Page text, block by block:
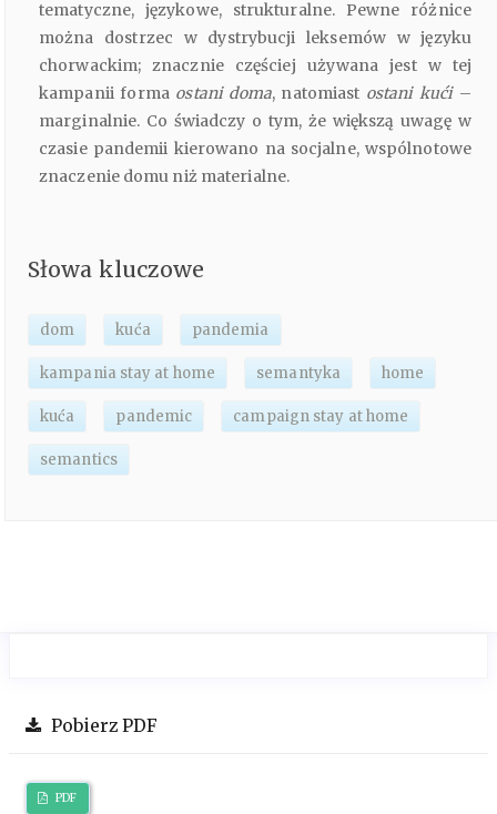
tematyczne, językowe, strukturalne. Pewne różnice
można dostrzec w dystrybucji leksemów w języku
chorwackim; znacznie częściej używana jest w tej
kampanii forma ostani doma, natomiast ostani kući–
marginalnie. Co świadczy o tym, że większą uwagę w
czasie pandemii kierowano na socjalne, wspólnotowe
znaczenie domu niż materialne.
Słowa kluczowe
dom kuća pandemia
kampania stay at home semantyka home
kuća pandemic campaign stay at home
semantics
Pobierz PDF
PDF